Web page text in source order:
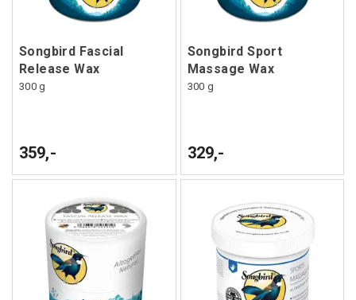
Songbird Fascial
Release Wax
300 g
359,-
Songbird Sport
Massage Wax
300 g
329,-